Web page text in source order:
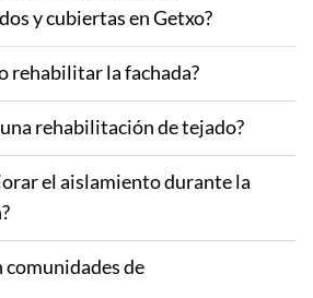
y cubiertas en Getxo?
rehabilitar la fachada?
rehabilitación de tejado?
el aislamiento durante la
comunidades de